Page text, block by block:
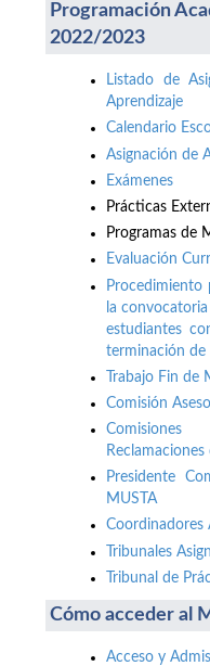
Programación
2022/2023
Listado de
Aprendizaje
Calendario
Asignación de
Exámenes
Prácticas
Programas de
Evaluación
Procedimiento
la
estudiantes
terminación de
Trabajo Fin de
Comisión
Comisiones
Reclamaciones
Presidente
MUSTA
Coordinadores
Tribunales
Tribunal de
Cómo acceder al
Acceso y